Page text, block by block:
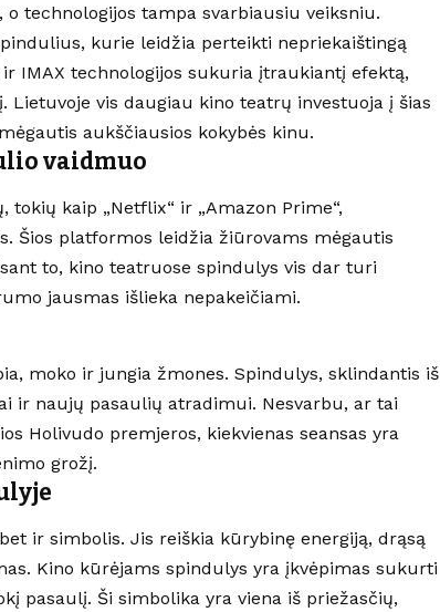
technologijos tampa svarbiausiu veiksniu.
kurie leidžia perteikti nepriekaištingą
IMAX technologijos sukuria įtraukiantį efektą,
vis daugiau kino teatrų investuoja į šias
aukščiausios kokybės kinu.
vaidmuo
kaip „Netflix“ ir „Amazon Prime“,
Šios platformos leidžia žiūrovams mėgautis
to, kino teatruose spindulys vis dar turi
jausmas išlieka nepakeičiami.
moko ir jungia žmones. Spindulys, sklindantis iš
ir naujų pasaulių atradimui. Nesvarbu, ar tai
Holivudo premjeros, kiekvienas seansas yra
grožį.
ir simbolis. Jis reiškia kūrybinę energiją, drąsą
Kino kūrėjams spindulys yra įkvėpimas sukurti
pasaulį. Ši simbolika yra viena iš priežasčių,